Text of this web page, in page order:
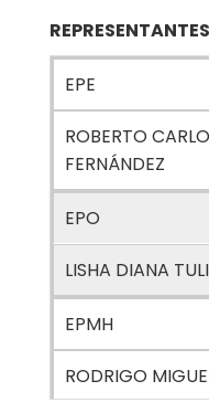
EPE
ROBERTO
FERNÁNDEZ
EPO
LISHA DIANA
EPMH
RODRIGO